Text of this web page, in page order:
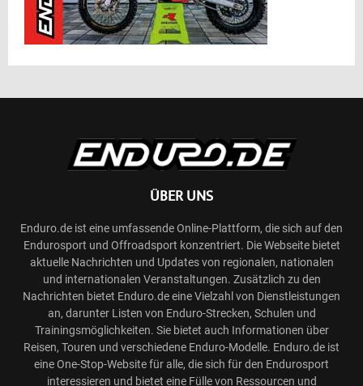
ÜBER UNS
Enduro.de ist eine umfassende Online-Plattform, die sich auf den
Endurosport und Offroadsport konzentriert. Die Webseite bietet
aktuelle Nachrichten und Updates von regionalen, nationalen
und internationalen Veranstaltungen. Zusätzlich zu den
Nachrichten bietet Enduro.de eine Vielzahl von Dienstleistungen
an, darunter Listen von Enduro-Strecken, Schulen und
Trainingsmöglichkeiten. Sie bietet auch Informationen über
Reisen, Touren und verschiedene Enduro-Modelle. Enduro.de ist
eine One-Stop-Website für alle, die sich für den Endurosport
interessieren und bietet eine Fülle von Ressourcen und